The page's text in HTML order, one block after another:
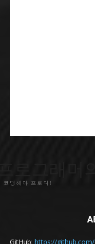
코딩해야 프로다!
GitHub: https://